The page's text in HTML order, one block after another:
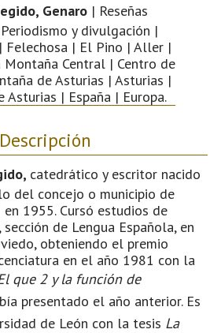
Genaro| Reseñas
y divulgación |
Felechosa | El Pino | Aller |
Montaña Central | Centro de
de Asturias | Asturias |
Asturias | España | Europa.
Descripción
catedrático y escritor nacido
del concejo o municipio de
1955. Cursó estudios de
de Lengua Española, en
obteniendo el premio
en el año 1981 con la
que 2 y la función de
presentado el año anterior. Es
de León con la tesis La